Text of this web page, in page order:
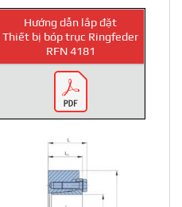
Hướng dẫn lắp đặt
Thiết bị bóp trục Ringfeder
RFN 4181